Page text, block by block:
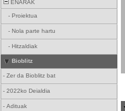
ENARAK
- Proiektua
- Nola parte hartu
- Hitzaldiak
Bioblitz
- Zer da Bioblitz bat
- 2022ko Deialdia
- Adituak